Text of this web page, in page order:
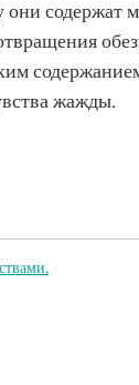
содержат
жажды.